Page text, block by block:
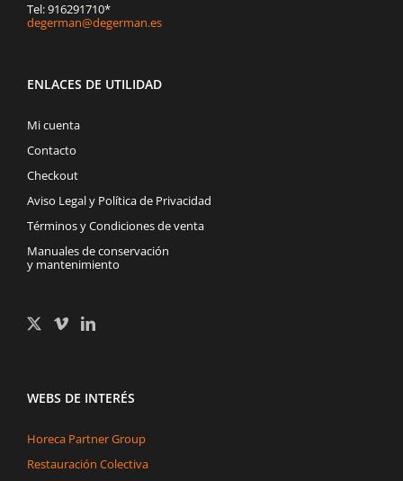
Tel: 916291710*
degerman@degerman.es
ENLACES DE UTILIDAD
Mi cuenta
Contacto
Checkout
Aviso Legal y Política de Privacidad
Términos y Condiciones de venta
Manuales de conservación
y mantenimiento
WEBS DE INTERÉS
Horeca Partner Group
Restauración Colectiva